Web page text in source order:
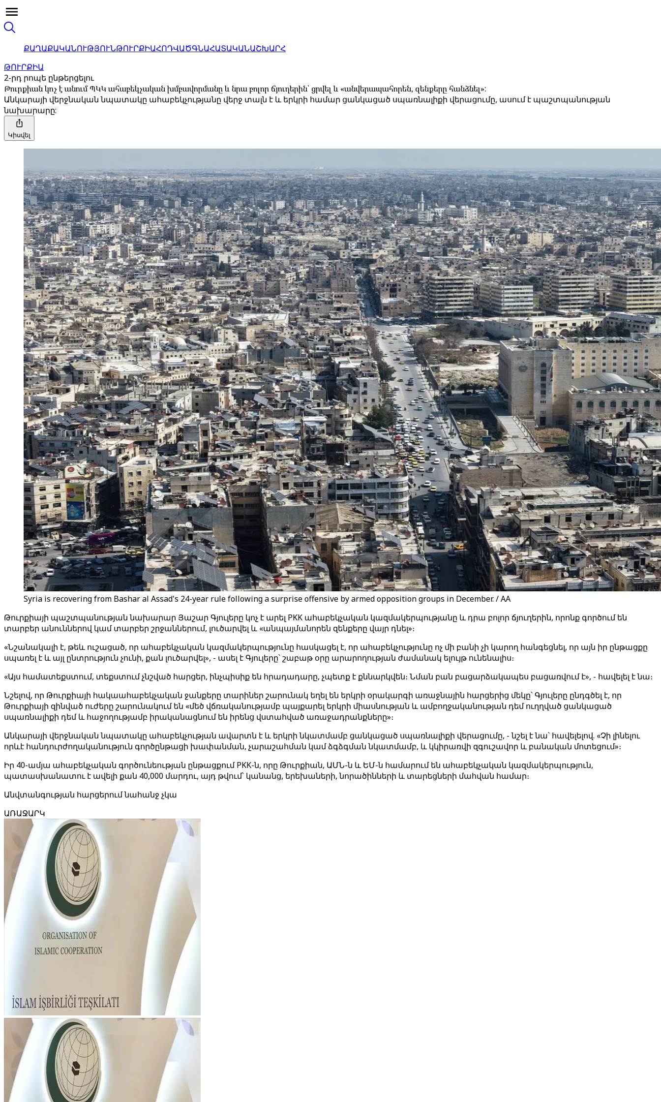
ՔԱՂԱՔԱԿԱՆՈՒԹՅՈՒՆԹՈՒՐՔԻԱՀՈԴՎԱԾԳՆԱՀԱՏԱԿԱՆԱՇԽԱՐՀ
ԹՈՒՐՔԻԱ
2-րդ րոպե ընթերցելու
Թուրքիան կոչ է անում ՊԿԿ ահաբեկչական խմբավորմանը և նրա բոլոր ճյուղերին՝ ցրվել և «անվերապահորեն, զենքերը հանձնել»:
Անկարայի վերջնական նպատակը ահաբեկչությանը վերջ տալն է և երկրի համար ցանկացած սպառնալիքի վերացումը, ասում է պաշտպանության
նախարարը:
Կիսվել
Syria is recovering from Bashar al Assad's 24-year rule following a surprise offensive by armed opposition groups in December. / AA
Թուրքիայի պաշտպանության նախարար Յաշար Գյուլերը կոչ է արել PKK ահաբեկչական կազմակերպությանը և դրա բոլոր ճյուղերին, որոնք գործում են
տարբեր անուններով կամ տարբեր շրջաններում, լուծարվել և «անպայմանորեն զենքերը վայր դնել»։
«Նշանակալի է, թեև ուշացած, որ ահաբեկչական կազմակերպությունը հասկացել է, որ ահաբեկչությունը ոչ մի բանի չի կարող հանգեցնել, որ այն իր ընթացքը
սպառել է և այլ ընտրություն չունի, քան լուծարվել», - ասել է Գյուլերը՝ շաբաթ օրը արարողության ժամանակ ելույթ ունենալիս։
«Այս համատեքստում, տեքստում չնշված հարցեր, ինչպիսիք են հրադադարը, չպետք է քննարկվեն։ Նման բան բացարձակապես բացառվում է», - հավելել է նա։
Նշելով, որ Թուրքիայի հակաահաբեկչական ջանքերը տարիներ շարունակ եղել են երկրի օրակարգի առաջնային հարցերից մեկը՝ Գյուլերը ընդգծել է, որ
Թուրքիայի զինված ուժերը շարունակում են «մեծ վճռականությամբ պայքարել երկրի միասնության և ամբողջականության դեմ ուղղված ցանկացած
սպառնալիքի դեմ և հաջողությամբ իրականացնում են իրենց վստահված առաջադրանքները»։
Անկարայի վերջնական նպատակը ահաբեկչության ավարտն է և երկրի նկատմամբ ցանկացած սպառնալիքի վերացումը, - նշել է նա՝ հավելելով. «Չի լինելու
որևէ հանդուրժողականություն գործընթացի խափանման, չարաշահման կամ ձգձգման նկատմամբ, և կկիրառվի զգուշավոր և բանական մոտեցում»։
Իր 40-ամյա ահաբեկչական գործունեության ընթացքում PKK-ն, որը Թուրքիան, ԱՄՆ-ն և ԵՄ-ն համարում են ահաբեկչական կազմակերպություն,
պատասխանատու է ավելի քան 40,000 մարդու, այդ թվում՝ կանանց, երեխաների, նորածինների և տարեցների մահվան համար։
Անվտանգության հարցերում նահանջ չկա
ԱՌԱՋԱՐԿ